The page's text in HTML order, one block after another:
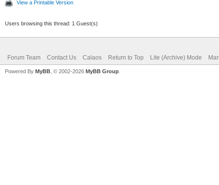
View a Printable Version
Users browsing this thread: 1 Guest(s)
Forum Team Contact Us Calaos Return to Top Lite (Archive) Mode
Powered By MyBB , © 2002-2026 MyBB Group